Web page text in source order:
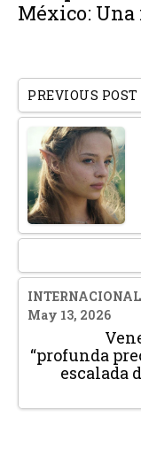
México:
PREVIOUS POST
May 13, 2026
“profunda
escalada